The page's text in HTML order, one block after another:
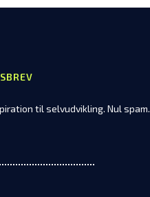
til selvudvikling. Nul spam.